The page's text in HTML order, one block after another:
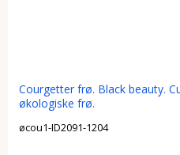
Courgetter frø. Black beauty.
økologiske frø.
øcou1-ID2091-1204